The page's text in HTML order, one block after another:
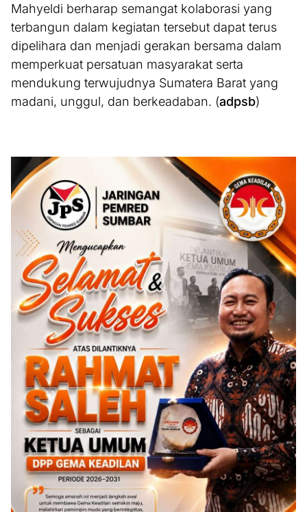
Mahyeldi berharap semangat kolaborasi yang
terbangun dalam kegiatan tersebut dapat terus
dipelihara dan menjadi gerakan bersama dalam
memperkuat persatuan masyarakat serta
mendukung terwujudnya Sumatera Barat yang
madani, unggul, dan berkeadaban. (adpsb)